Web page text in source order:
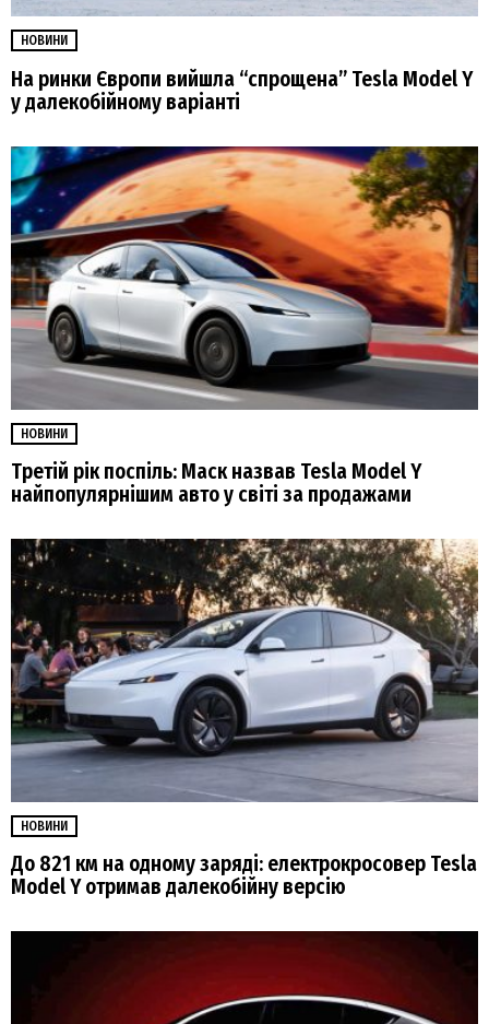
НОВИНИ
На ринки Європи вийшла “спрощена” Tesla Model Y
у далекобійному варіанті
НОВИНИ
Третій рік поспіль: Маск назвав Tesla Model Y
найпопулярнішим авто у світі за продажами
НОВИНИ
До 821 км на одному заряді: електрокросовер Tesla
Model Y отримав далекобійну версію